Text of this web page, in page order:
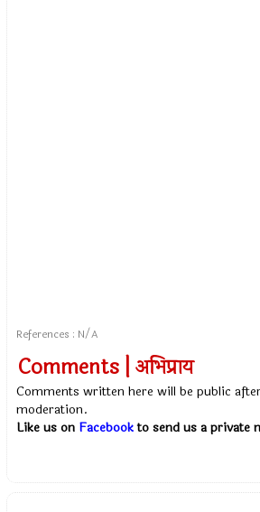
References : N/A
Comments | अभिप्राय
Comments written here will be public
moderation.
Like us on Facebookto send us a private